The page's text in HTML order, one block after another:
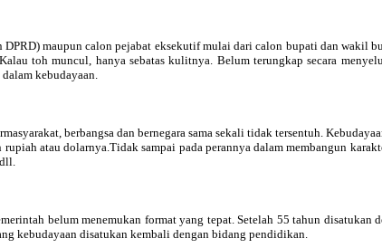
maupun calon pejabat eksekutif mulai dari calon bupati dan
toh muncul, hanya sebatas kulitnya. Belum terungkap secara
kebudayaan.
berbangsa dan bernegara sama sekali tidak tersentuh.
rupiah atau dolarnya.Tidak sampai pada perannya dalam membangun
belum menemukan format yang tepat. Setelah 55 tahun
kebudayaan disatukan kembali dengan bidang pendidikan.